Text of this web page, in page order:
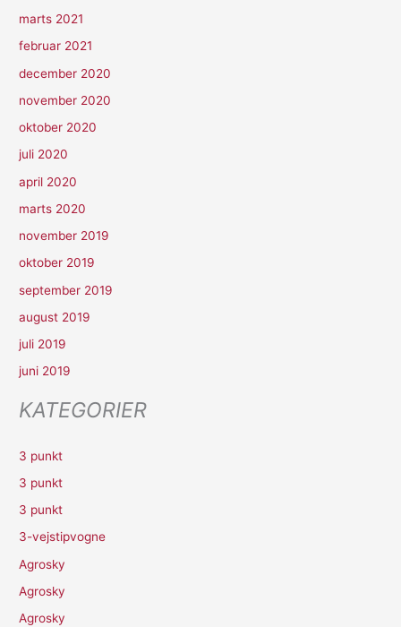
marts 2021
februar 2021
december 2020
november 2020
oktober 2020
juli 2020
april 2020
marts 2020
november 2019
oktober 2019
september 2019
august 2019
juli 2019
juni 2019
KATEGORIER
3 punkt
3 punkt
3 punkt
3-vejstipvogne
Agrosky
Agrosky
Agrosky